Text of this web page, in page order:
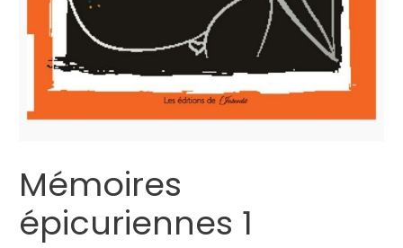
Mémoires
épicuriennes 1